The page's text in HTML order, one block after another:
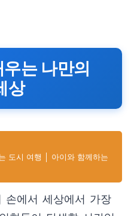
는 나만의
상
도시 여행 │ 아이와 함께하는
손에서 세상에서 가장